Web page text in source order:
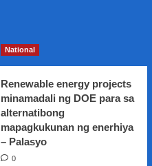
National
Renewable energy projects
minamadali ng DOE para sa
alternatibong
mapagkukunan ng enerhiya
– Palasyo
0